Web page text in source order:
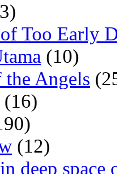
Too Early
(10)
Angels
(16)
(12)
deep space